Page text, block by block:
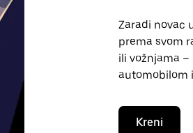
Zaradi novac
prema svom
ili vožnjama
automobilom
Kreni